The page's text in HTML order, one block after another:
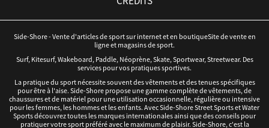
Side-Shore - Vente d'articles de sport sur internet et en boutiqueSite de vente en
ligne et magasins de sport.
Surf, Kitesurf, Wakeboard, Paddle, Néoprène, Skate, Sportwear, Streetwear. Des
services pour vos pratiques sportives.
La pratique du sport nécessite souvent des vêtements et des tenues spécifiques
pour être à l'aise. Side-Shore propose une gamme complète de vêtements, de
chaussures et de matériel pour une utilisation occasionnelle, régulière ou intensive
pour les femmes, les hommes et les enfants. Avec Side-Shore Street Sports et Water
Sports découvrez toutes les marques internationales ainsi que des conseils pour
pratiquer votre sport préféré avec le maximum de plaisir. Side-Shore, c'est la